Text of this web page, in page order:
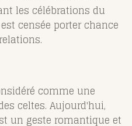
les célébrations du
censée porter chance
comme une
celtes. Aujourd'hui,
un geste romantique et